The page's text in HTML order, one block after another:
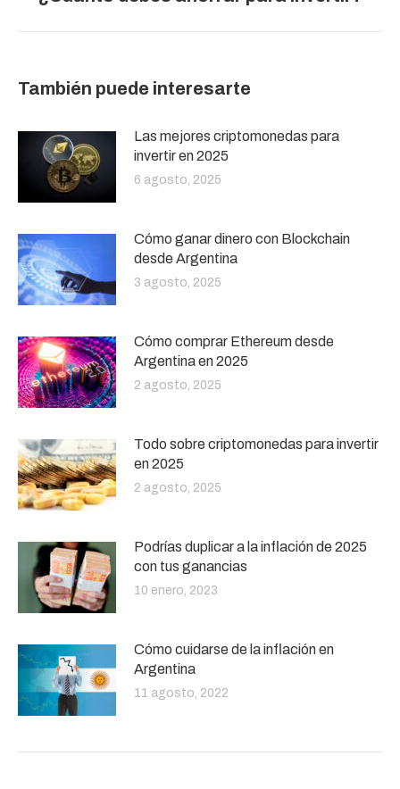
También puede interesarte
Las mejores criptomonedas para
invertir en 2025
6 agosto, 2025
Cómo ganar dinero con Blockchain
desde Argentina
3 agosto, 2025
Cómo comprar Ethereum desde
Argentina en 2025
2 agosto, 2025
Todo sobre criptomonedas para invertir
en 2025
2 agosto, 2025
Podrías duplicar a la inflación de 2025
con tus ganancias
10 enero, 2023
Cómo cuidarse de la inflación en
Argentina
11 agosto, 2022